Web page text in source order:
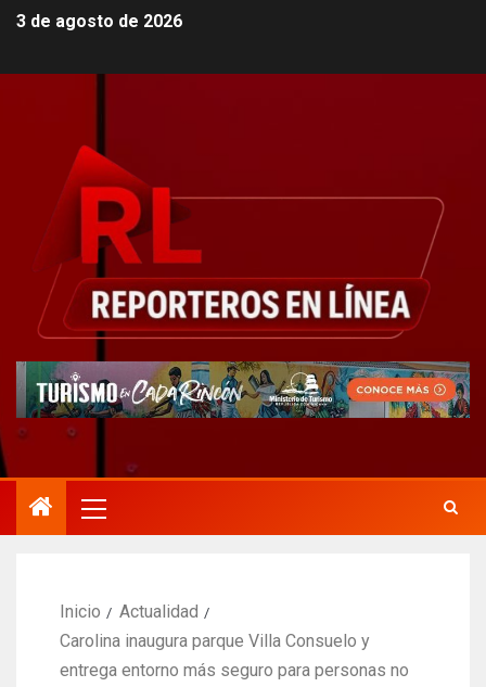
3 de agosto de 2026
Inicio
Actualidad
Carolina inaugura parque Villa Consuelo y
entrega entorno más seguro para personas no